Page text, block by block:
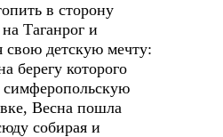
в сторону
Таганрог и
детскую мечту:
берегу которого
Весна пошла
собирая и